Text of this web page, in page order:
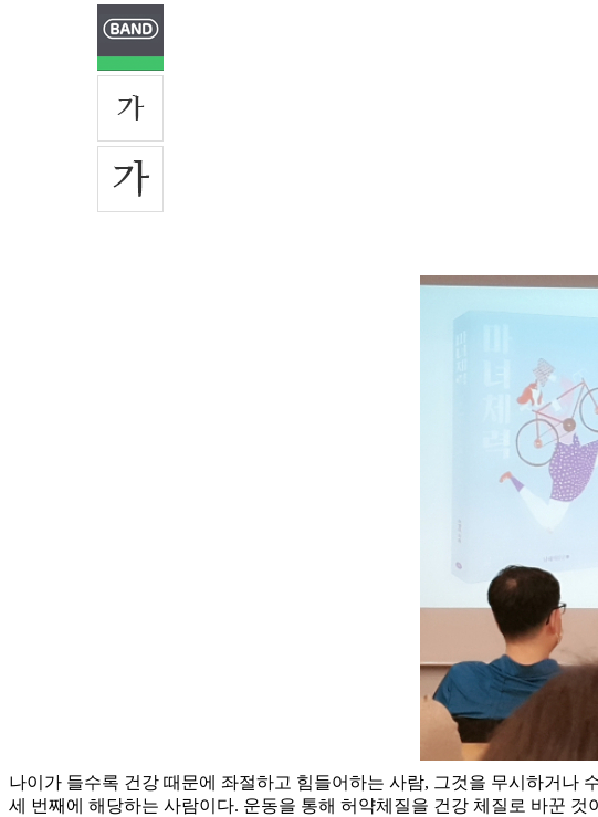
나이가 들수록 건강 때문에 좌절하고 힘들어하는 사람, 그것을 무시하거나
세 번째에 해당하는 사람이다. 운동을 통해 허약체질을 건강 체질로 바꾼 것